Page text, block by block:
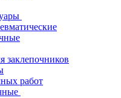
заклепочников
работ